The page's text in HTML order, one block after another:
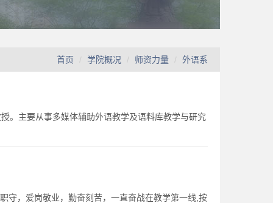
首页 学院概况 师资力量 外语系
。主要从事多媒体辅助外语教学及语料库教学与研究
守，爱岗敬业，勤奋刻苦，一直奋战在教学第一线,按